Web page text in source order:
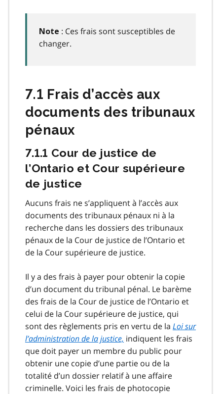
Note : Ces frais sont susceptibles de
changer.
7.1 Frais d’accès aux
documents des tribunaux
pénaux
7.1.1 Cour de justice de
l’Ontario et Cour supérieure
de justice
Aucuns frais ne s’appliquent à l’accès aux
documents des tribunaux pénaux ni à la
recherche dans les dossiers des tribunaux
pénaux de la Cour de justice de l’Ontario et
de la Cour supérieure de justice.
Il y a des frais à payer pour obtenir la copie
d’un document du tribunal pénal. Le barème
des frais de la Cour de justice de l’Ontario et
celui de la Cour supérieure de justice, qui
sont des règlements pris en vertu de la Loi sur
l’administration de la justice, indiquent les frais
que doit payer un membre du public pour
obtenir une copie d’une partie ou de la
totalité d’un dossier relatif à une affaire
criminelle. Voici les frais de photocopie